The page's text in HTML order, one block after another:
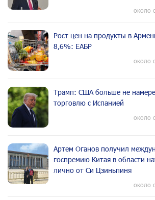
около
Рост цен на продукты в
8,6%: ЕАБР
около
Трамп: США больше не
торговлю с Испанией
около
Артем Оганов получил
госпремию Китая в области
лично от Си Цзиньпиня
около